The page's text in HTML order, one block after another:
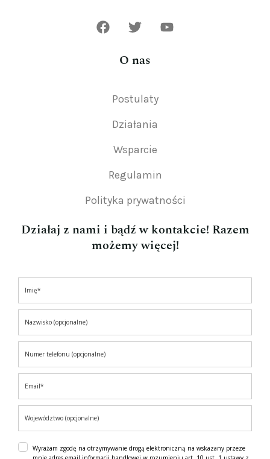
O nas
Postulaty
Działania
Wsparcie
Regulamin
Polityka prywatności
Działaj z nami i bądź w kontakcie! Razem
możemy więcej!
Wyrażam zgodę na otrzymywanie drogą elektroniczną na wskazany przeze